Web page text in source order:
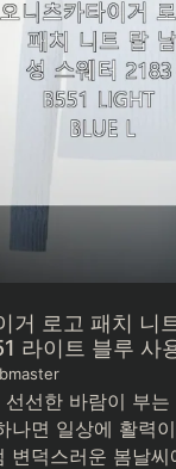
거 로고 패치 니
라이트 블루 사
선선한 바람이 부
나면 일상에 활력
변덕스러운 봄날씨